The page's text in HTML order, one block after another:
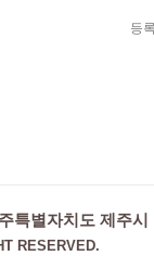
등
특별자치도 제주
RESERVED.